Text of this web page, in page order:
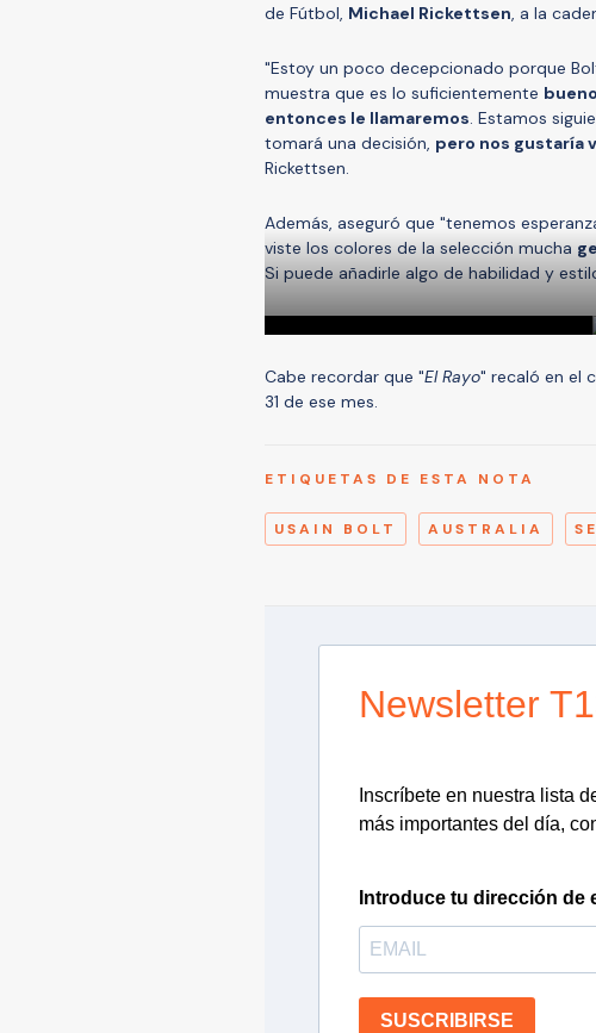
de Fútbol, Michael Rickettsen, a la
"Estoy un poco decepcionado porque
muestra que es lo suficientemente
entonces le llamaremos. Estamos
tomará una decisión, pero nos gustaría
Rickettsen.
Además, aseguró que "tenemos
viste los colores de la selección mucha
Si puede añadirle algo de habilidad y
Cabe recordar que "El Rayo" recaló en el
31 de ese mes.
ETIQUETAS DE ESTA NOTA
USAIN BOLT AUSTRALIA
Newsletter
Inscríbete en nuestra lista
más importantes del día,
Introduce tu dirección de
SUSCRIBIRSE